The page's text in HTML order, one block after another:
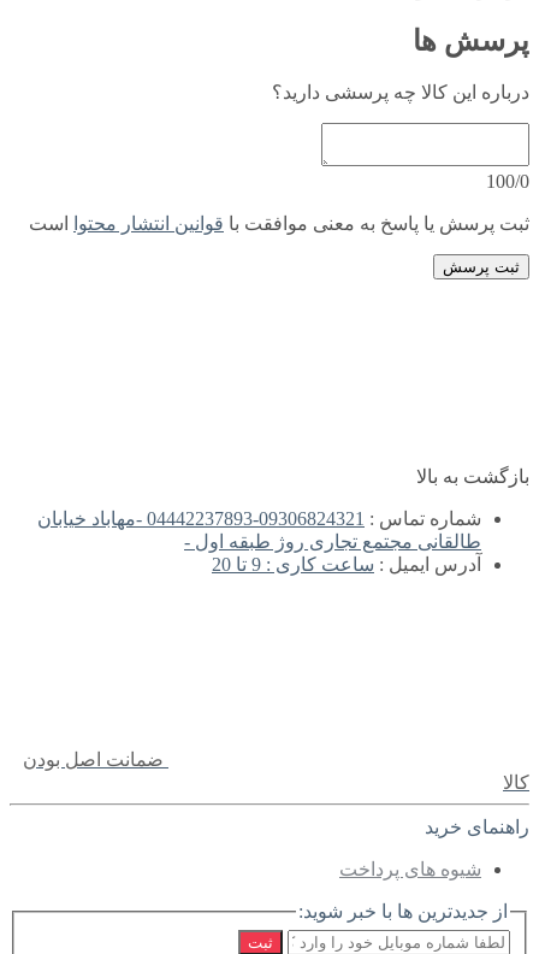
پرسش ها
درباره این کالا چه پرسشی دارید؟
100/0
ثبت پرسش یا پاسخ به معنی موافقت با قوانین انتشار محتوا است
ثبت پرسش
بازگشت به بالا
شماره تماس :
09306824321-04442237893 -مهاباد خیابان
طالقانی مجتمع تجاری روژ طبقه اول -
آدرس ایمیل : ساعت کاری : 9 تا 20
ضمانت اصل بودن
کالا
راهنمای خرید
شیوه های پرداخت
از جدیدترین ها با خبر شوید:
ثبت